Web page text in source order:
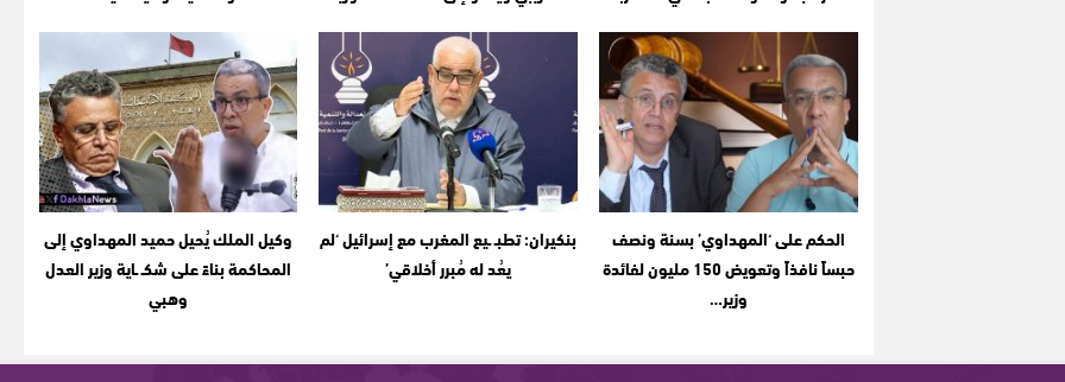
الحكم على ‘المهداوي’ بسنة ونصف
حبساً نافذاً وتعويض 150 مليون لفائدة
وزير…
بنكيران: تطبـ ـيع المغرب مع إسرائيل ‘لم
يعُد له مُبرر أخلاقي’
وكيل الملك يُحيل حميد المهداوي إلى
المحاكمة بناءً على شكـ ـاية وزير العدل
وهبي